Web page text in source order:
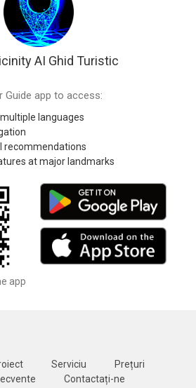
AI Ghid Turistic
Guide app to access:
languages
recommendations
at major landmarks
app
Serviciu
Prețuri
Contactați-ne